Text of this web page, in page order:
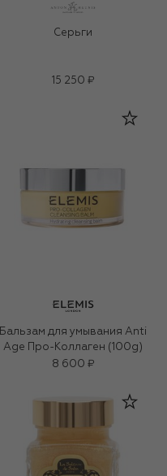
Серьги
15 250 ₽
Бальзам для умывания Anti
Age Про-Коллаген (100g)
8 600 ₽